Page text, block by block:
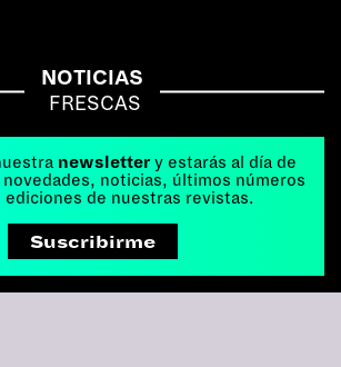
NOTICIAS
FRESCAS
newsletter y estarás al día de
noticias, últimos números
ediciones de nuestras revistas.
Suscribirme